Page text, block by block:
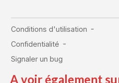
A voir également